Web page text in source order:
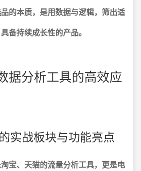
的本质，是用数据与逻辑，筛出适
备持续成长性的产品。
据分析工具的高效应
实战板块与功能亮点
宝、天猫的流量分析工具，更是电